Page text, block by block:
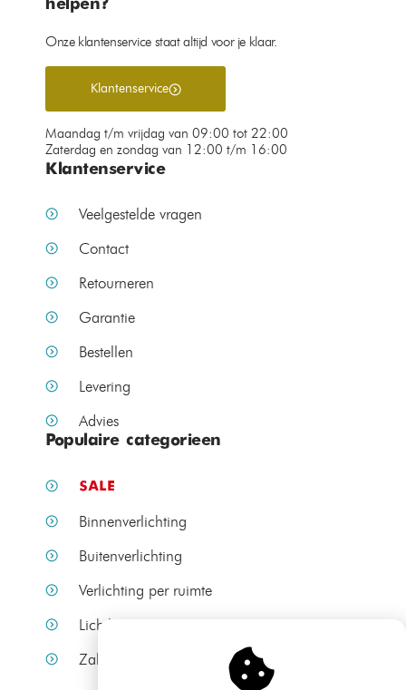
helpen?
Onze klantenservice staat altijd voor je klaar.
Klantenservice
Maandag t/m vrijdag van 09:00 tot 22:00
Zaterdag en zondag van 12:00 t/m 16:00
Klantenservice
Veelgestelde vragen
Contact
Retourneren
Garantie
Bestellen
Levering
Advies
Populaire categorieen
SALE
Binnenverlichting
Buitenverlichting
Verlichting per ruimte
Lichtbronnen
Zakelijke verlichting